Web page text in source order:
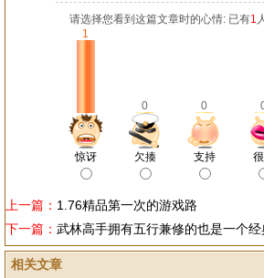
请选择您看到这篇文章时的心情: 已有1
1
0 0
惊讶 欠揍 支持
上一篇： 1.76精品第一次的游戏路
下一篇： 武林高手拥有五行兼修的也是一个
相关文章